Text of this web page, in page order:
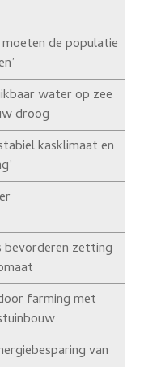
de populatie
water op zee
droog
kasklimaat en
bevorderen zetting
farming met
van